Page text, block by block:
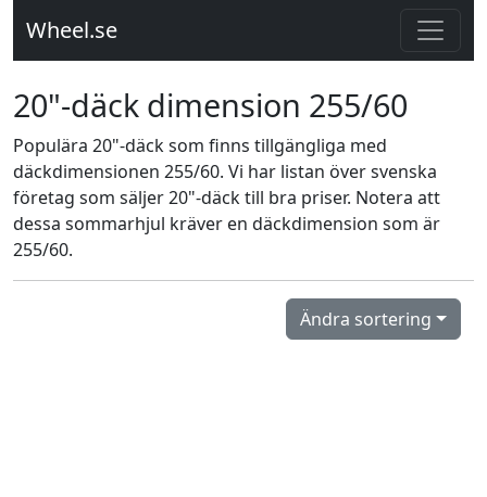
Wheel.se
20"-däck dimension 255/60
Populära 20"-däck som finns tillgängliga med
däckdimensionen 255/60. Vi har listan över svenska
företag som säljer 20"-däck till bra priser. Notera att
dessa sommarhjul kräver en däckdimension som är
255/60.
Ändra sortering